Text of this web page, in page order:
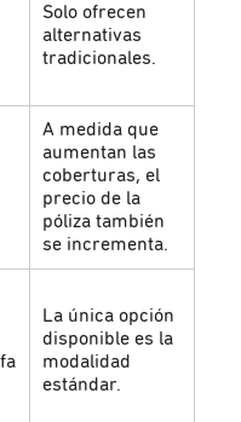
Solo ofrecen
alternativas
tradicionales.
A medida que
aumentan las
coberturas, el
precio de la
póliza también
se incrementa.
La única opción
disponible es la
modalidad
estándar.